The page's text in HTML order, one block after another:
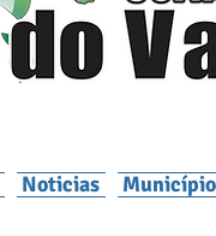
Noticias